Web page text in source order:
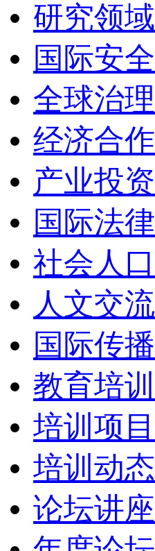
研究领域
国际安全
全球治理
经济合作
产业投资
国际法律
社会人口
人文交流
国际传播
教育培训
培训项目
培训动态
论坛讲座